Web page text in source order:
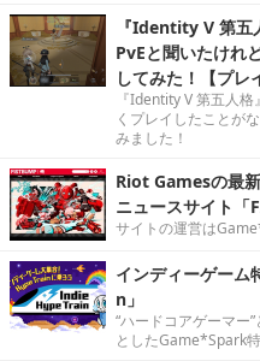
『Identity V 第五
PvEと聞いたけれ
してみた！【プレ
『Identity V 第五人
くプレイしたことが
みました！
Riot Gamesの最
ニュースサイト「
サイトの運営は
インディーゲー
n」
“ハードコアゲーマー
としたGame*Spark特